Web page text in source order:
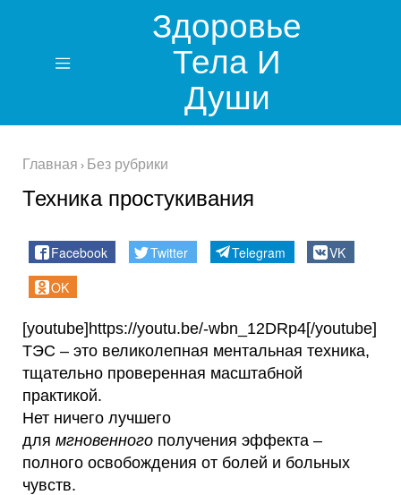
Здоровье
Тела И
Души
Главная › Без рубрики
Техника простукивания
Facebook Twitter Telegram
VK
OK
[youtube]https://youtu.be/-wbn_12DRp4[/youtube]
ТЭС – это великолепная ментальная техника,
тщательно проверенная масштабной
практикой.
Нет ничего лучшего
для мгновенного получения эффекта –
полного освобождения от болей и больных
чувств.